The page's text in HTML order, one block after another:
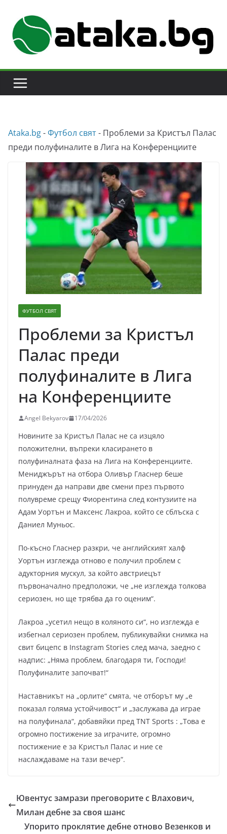
content
Аtaka.bg-Футбол свят- Проблеми за Кристъл Палас
преди полуфиналите в Лига на Конференциите
ФУТБОЛ СВЯТ
Проблеми за Кристъл
Палас преди
полуфиналите в Лига
на Конференциите
Angel Bekyarov 17/04/2026
Новините за Кристъл Палас не са изцяло
положителни, въпреки класирането в
полуфиналната фаза на Лига на Конференциите.
Мениджърът на отбора Оливър Гласнер беше
принуден да направи две смени през първото
полувреме срещу Фиорентина след контузиите на
Адам Уортън и Максенс Лакроа, който се сблъска с
Даниел Муньос.
По-късно Гласнер разкри, че английският халф
Уортън изглежда отново е получил проблем с
адукторния мускул, за който австриецът
първоначално предположи, че „не изглежда толкова
сериозен, но ще трябва да го оценим“.
Лакроа „усетил нещо в коляното си“, но изглежда е
избегнал сериозен проблем, публикувайки снимка на
свит бицепс в Instagram Stories след мача, заедно с
надпис: „Няма проблем, благодаря ти, Господи!
Полуфиналите започват!“
Наставникът на „орлите“ смята, че отборът му „е
показал голяма устойчивост“ и „заслужава да играе
на полуфинала“, добавяйки пред TNT Sports : „Това е
огромно постижение за играчите, огромно
постижение е за Кристъл Палас и ние се
наслаждаваме на тази вечер“.
Ювентус замрази преговорите с Влахович,
Милан дебне за своя шанс
Упорито проклятие дебне отново Везенков и